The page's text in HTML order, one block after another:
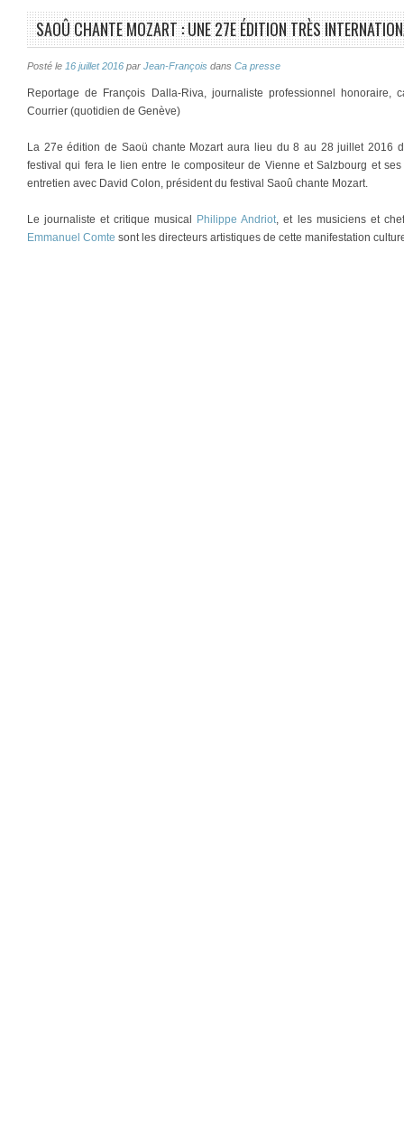
SAOÛ CHANTE MOZART : UNE 27E ÉDITION TRÈS
Posté le 16 juillet 2016 par Jean-François dans Ca presse
Reportage de François Dalla-Riva, journaliste professionnel honoraire,
Courrier (quotidien de Genève)
La 27e édition de Saoü chante Mozart aura lieu du 8 au 28 juillet 2016
festival qui fera le lien entre le compositeur de Vienne et Salzbourg et
entretien avec David Colon, président du festival Saoû chante Mozart.
Le journaliste et critique musical Philippe Andriot, et les musiciens et
Emmanuel Comte sont les directeurs artistiques de cette manifestation